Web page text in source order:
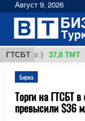
ГТСБТ
(кг.) 37,8 ТМТ
Биржа
Торги на ГТСБТ
превысили $36
Август 9, 2026